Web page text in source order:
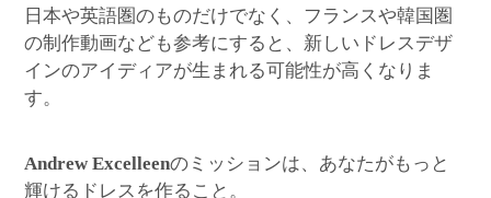
日本や英語圏のものだけでなく、フランスや韓国圏
の制作動画なども参考にすると、新しいドレスデザ
インのアイディアが生まれる可能性が高くなりま
す。
Andrew Excelleenのミッションは、あなたがもっと
輝けるドレスを作ること。